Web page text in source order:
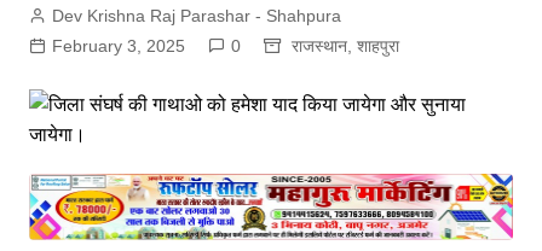
Dev Krishna Raj Parashar - Shahpura
February 3, 2025
0 राजस्थान, शाहपुरा